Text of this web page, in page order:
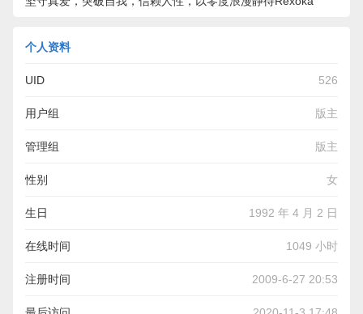
个人资料
UID 526
用户组 版主
管理组 版主
性别 女
生日 1992 年 4 月 2 日
在线时间 1049 小时
注册时间 2009-6-27 20:53